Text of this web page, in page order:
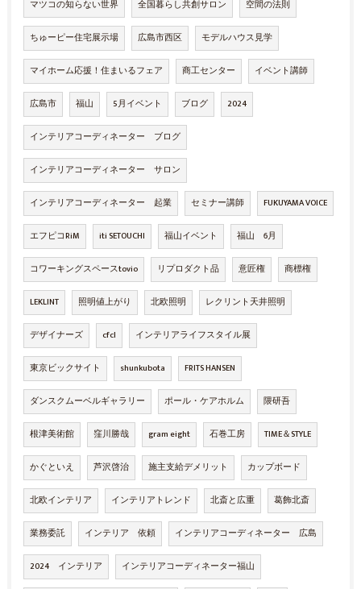
マツコの知らない世界 全国暮らし共創サロン 空間の法則
ちゅーピー住宅展示場 広島市西区 モデルハウス見学
マイホーム応援！住まいるフェア 商工センター イベント講師
広島市 福山 5月イベント ブログ 2024
インテリアコーディネーター ブログ
インテリアコーディネーター サロン
インテリアコーディネーター 起業 セミナー講師 FUKUYAMA VOICE
エフピコRiM iti SETOUCHI 福山イベント 福山 6月
コワーキングスペースtovio リプロダクト品 意匠権 商標権
LEKLINT 照明値上がり 北欧照明 レクリント天井照明
デザイナーズ cfcl インテリアライフスタイル展
東京ビックサイト shunkubota FRITS HANSEN
ダンスクムーベルギャラリー ポール・ケアホルム 隈研吾
根津美術館 窪川勝哉 gram eight 石巻工房 TIME＆STYLE
かぐといえ 芦沢啓治 施主支給デメリット カップボード
北欧インテリア インテリアトレンド 北斎と広重 葛飾北斎
業務委託 インテリア 依頼 インテリアコーディネーター 広島
2024 インテリア インテリアコーディネーター福山